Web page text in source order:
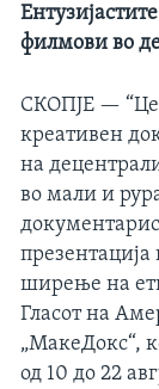
филмови во
СКОПЈЕ —
креативен
на
во мали и
ширење на
Гласот на
„МакеДокс“,
од 10 до 22